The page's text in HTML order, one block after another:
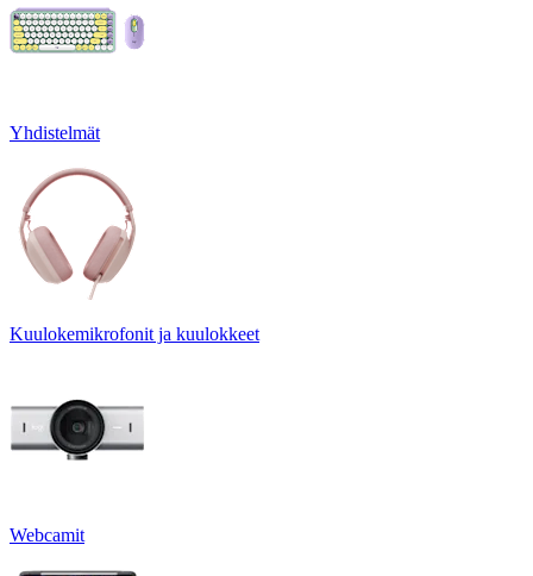
Yhdistelmät
Kuulokemikrofonit ja kuulokkeet
Webcamit